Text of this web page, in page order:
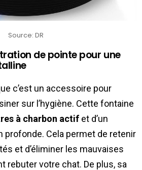
Source: DR
de pointe pour une
c’est un accessoire pour
sur l’hygiène. Cette fontaine
à charbon actif et d’un
profonde. Cela permet de retenir
et d’éliminer les mauvaises
rebuter votre chat. De plus, sa